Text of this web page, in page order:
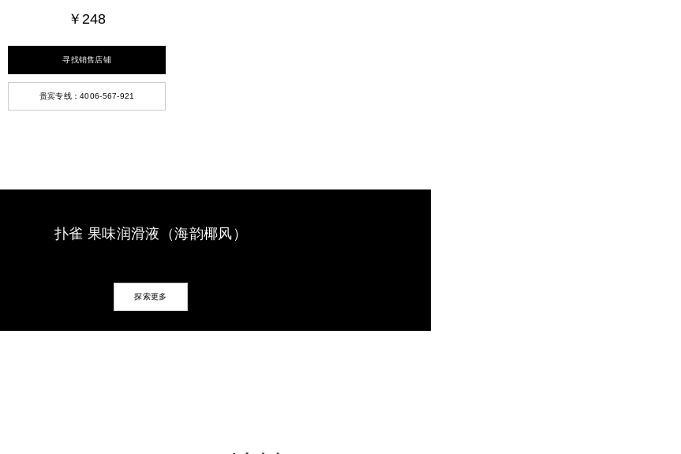
￥248
寻找销售店铺
贵宾专线：4006-567-921
扑雀 果味润滑液（海韵椰风）
探索更多